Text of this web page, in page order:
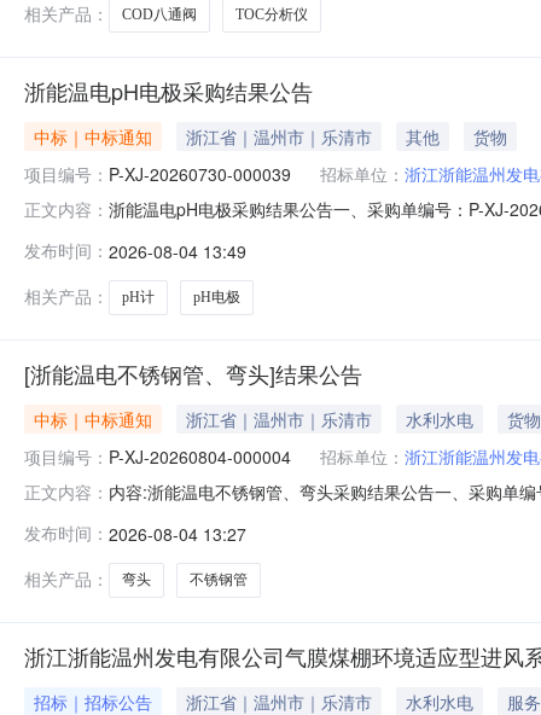
相关产品：
COD八通阀 TOC分析仪
浙能温电pH电极采购结果公告
中标｜中标通知 浙江省｜温州市｜乐清市 其他
货物
项目编号： P-XJ-20260730-000039 招标单位： 浙江浙能温州发
正文内容： 浙能温电pH电极采购结果公告一、采购单编号：P-XJ-
量计量单位税率交付时间交货地点采购需求单位行项目
发布时间： 2026-08-04 13:49
相关产品：
pH计 pH电极
[浙能温电不锈钢管、弯头]结果公告
中标｜中标通知 浙江省｜温州市｜乐清市 水利水电
货物
项目编号： P-XJ-20260804-000004 招标单位： 浙江浙能温州发
正文内容： 内容:浙能温电不锈钢管、弯头采购结果公告一、采购单
求等详见下表。序号物料名称采购数量计量单位税率交
发布时间： 2026-08-04 13:27
相关产品：
弯头 不锈钢管
浙江浙能温州发电有限公司气膜煤棚环境适应型进风
招标｜招标公告 浙江省｜温州市｜乐清市 水利水电
服务